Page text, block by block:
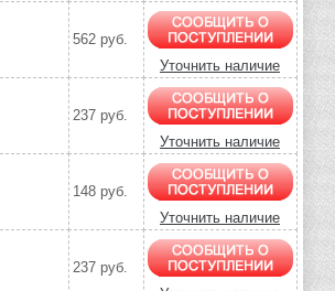
562 руб.
Уточнить наличие
237 руб.
Уточнить наличие
148 руб.
Уточнить наличие
237 руб.